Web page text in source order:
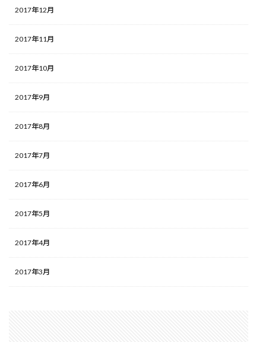
2017年12月
2017年11月
2017年10月
2017年9月
2017年8月
2017年7月
2017年6月
2017年5月
2017年4月
2017年3月